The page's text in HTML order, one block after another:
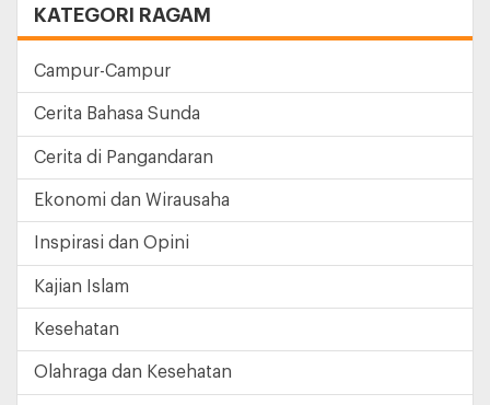
KATEGORI RAGAM
Campur-Campur
Cerita Bahasa Sunda
Cerita di Pangandaran
Ekonomi dan Wirausaha
Inspirasi dan Opini
Kajian Islam
Kesehatan
Olahraga dan Kesehatan